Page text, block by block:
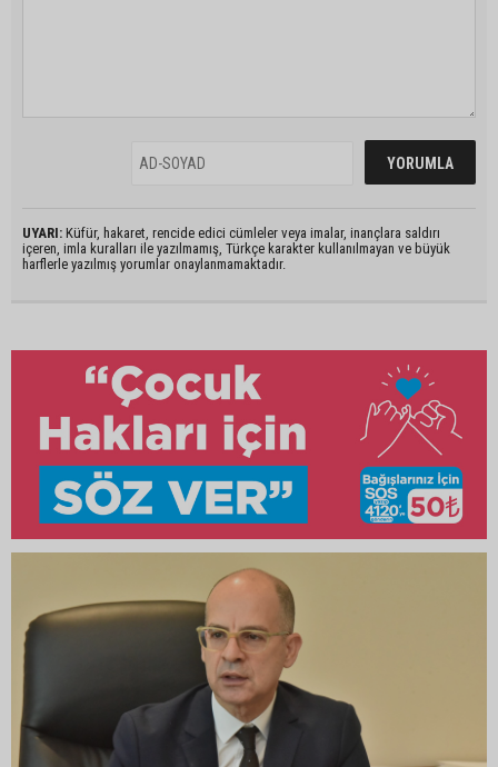
UYARI: Küfür, hakaret, rencide edici cümleler veya imalar, inançlara saldırı
içeren, imla kuralları ile yazılmamış, Türkçe karakter kullanılmayan ve büyük
harflerle yazılmış yorumlar onaylanmamaktadır.